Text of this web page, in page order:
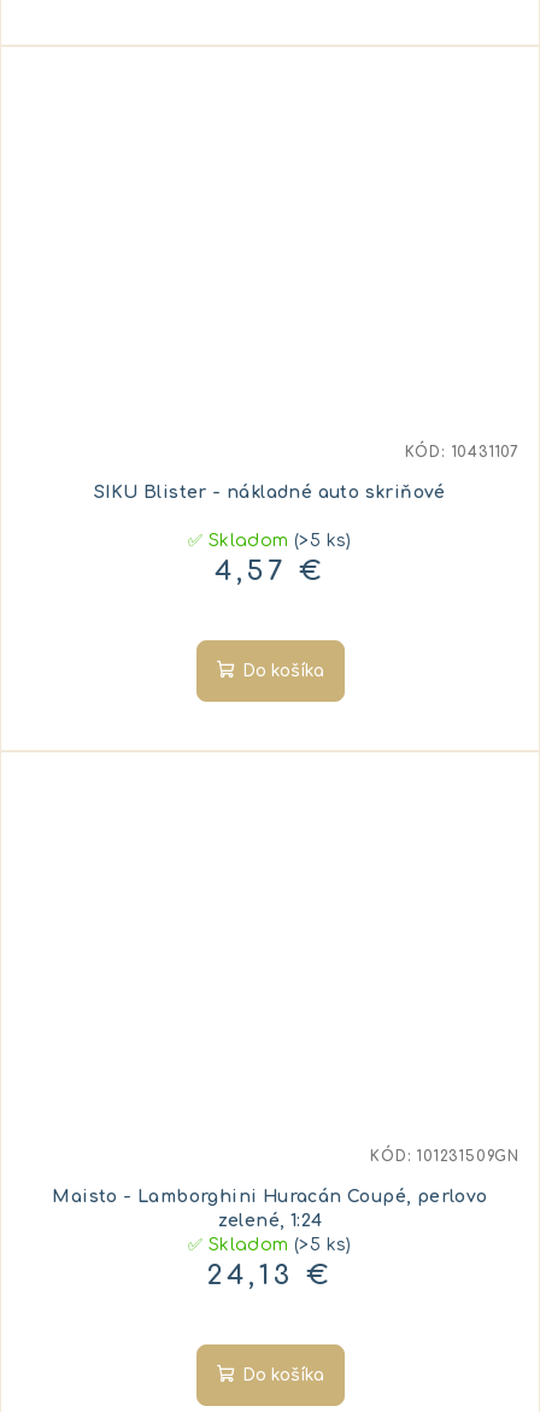
SIKU Blister - nákladné auto skriňové
✅ Skladom(>5 ks)
4,57 €
Do košíka
KÓD: 10431107
Maisto - Lamborghini Huracán Coupé, perlovo
zelené, 1:24
✅ Skladom(>5 ks)
24,13 €
Do košíka
KÓD:101231509GN